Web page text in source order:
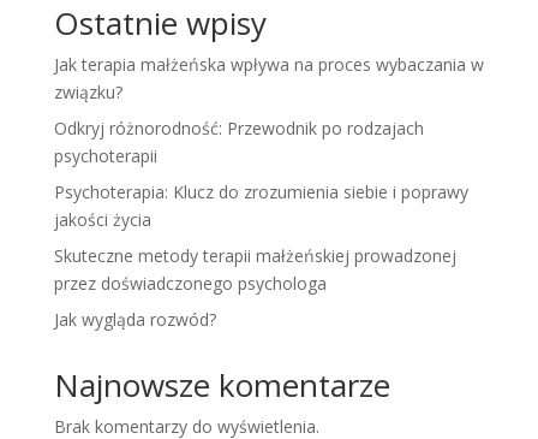
Ostatnie wpisy
Jak terapia małżeńska wpływa na proces wybaczania w
związku?
Odkryj różnorodność: Przewodnik po rodzajach
psychoterapii
Psychoterapia: Klucz do zrozumienia siebie i poprawy
jakości życia
Skuteczne metody terapii małżeńskiej prowadzonej
przez doświadczonego psychologa
Jak wygląda rozwód?
Najnowsze komentarze
Brak komentarzy do wyświetlenia.